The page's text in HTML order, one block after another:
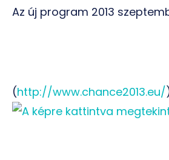
Az új program 2013
(http://www.chance2013.eu/